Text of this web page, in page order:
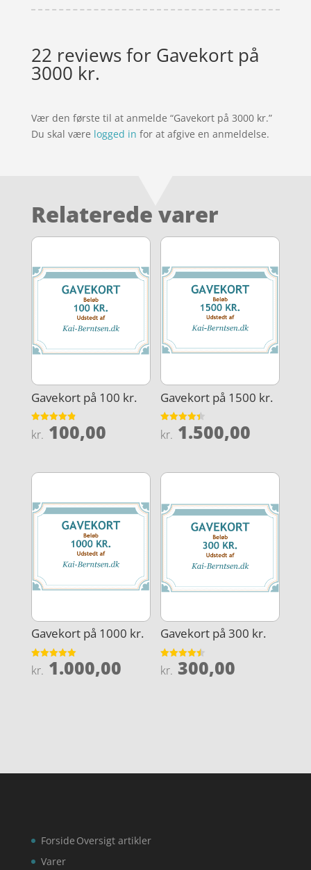
22 reviews for Gavekort på
3000 kr.
Vær den første til at anmelde “Gavekort på 3000 kr.”
Du skal være logged in for at afgive en anmeldelse.
Relaterede varer
Gavekort på 100 kr.
Vurderet
4.9
kr. 100,00
Gavekort på 1500 kr.
Vurderet
4.4
kr. 1.500,00
Gavekort på 1000 kr.
Vurderet
5
kr. 1.000,00
Gavekort på 300 kr.
Vurderet
4.5
kr. 300,00
Forside
Varer
Oversigt artikler